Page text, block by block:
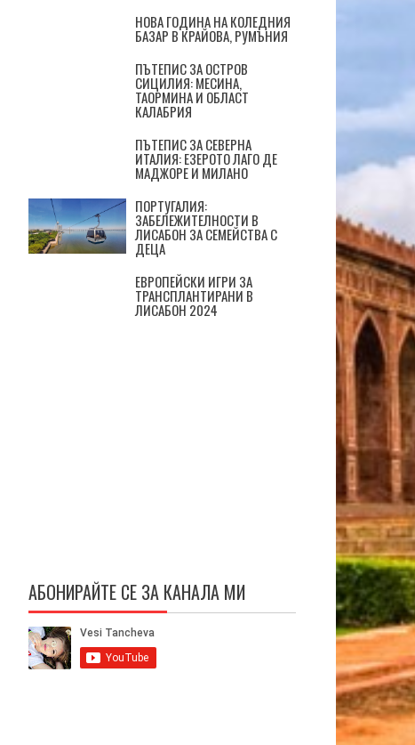
НОВА ГОДИНА НА КОЛЕДНИЯ
БАЗАР В КРАЙОВА, РУМЪНИЯ
ПЪТЕПИС ЗА ОСТРОВ
СИЦИЛИЯ: МЕСИНА,
ТАОРМИНА И ОБЛАСТ
КАЛАБРИЯ
ПЪТЕПИС ЗА СЕВЕРНА
ИТАЛИЯ: ЕЗЕРОТО ЛАГО ДЕ
МАДЖОРЕ И МИЛАНО
ПОРТУГАЛИЯ:
ЗАБЕЛЕЖИТЕЛНОСТИ В
ЛИСАБОН ЗА СЕМЕЙСТВА С
ДЕЦА
ЕВРОПЕЙСКИ ИГРИ ЗА
ТРАНСПЛАНТИРАНИ В
ЛИСАБОН 2024
АБОНИРАЙТЕ СЕ ЗА КАНАЛА МИ